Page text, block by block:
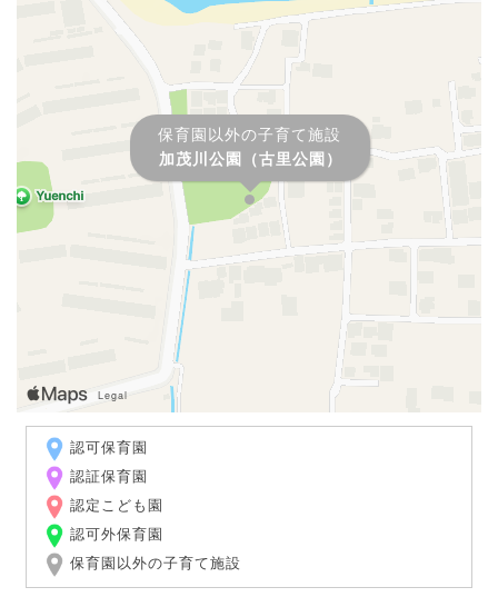
保育園以外の子育て施設
加茂川公園（古里公園）
認可保育園
認証保育園
認定こども園
認可外保育園
保育園以外の子育て施設